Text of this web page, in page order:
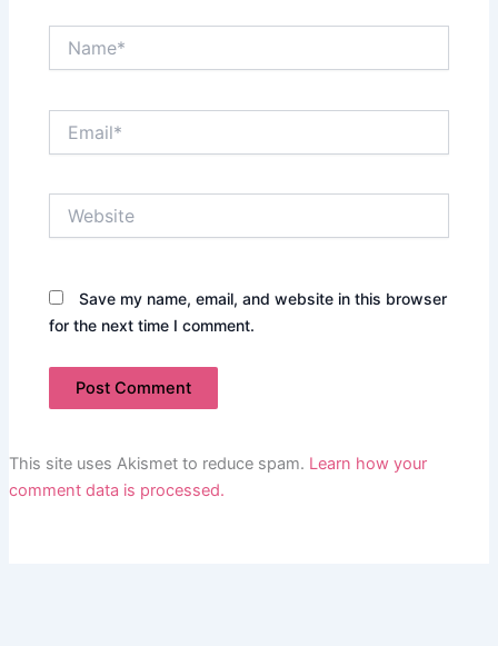
Save my name, email, and website in this browser
for the next time I comment.
This site uses Akismet to reduce spam. Learn how your
comment data is processed.